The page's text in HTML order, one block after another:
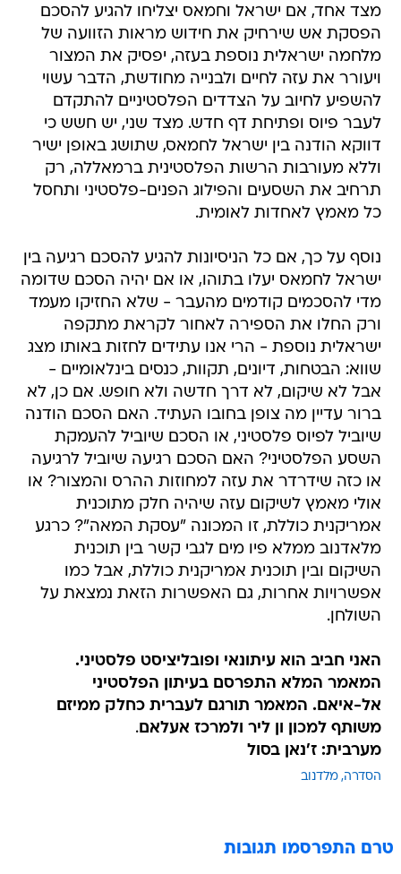
מצד אחד, אם ישראל וחמאס יצליחו להגיע להסכם
הפסקת אש שירחיק את חידוש מראות הזוועה של
מלחמה ישראלית נוספת בעזה, יפסיק את המצור
ויעורר את עזה לחיים ולבנייה מחודשת, הדבר עשוי
להשפיע לחיוב על הצדדים הפלסטיניים להתקדם
לעבר פיוס ופתיחת דף חדש. מצד שני, יש חשש כי
דווקא הודנה בין ישראל לחמאס, שתושג באופן ישיר
וללא מעורבות הרשות הפלסטינית ברמאללה, רק
תרחיב את השסעים והפילוג הפנים-פלסטיני ותחסל
כל מאמץ לאחדות לאומית.
נוסף על כך, אם כל הניסיונות להגיע להסכם רגיעה בין
ישראל לחמאס יעלו בתוהו, או אם יהיה הסכם שדומה
מדי להסכמים קודמים מהעבר - שלא החזיקו מעמד
ורק החלו את הספירה לאחור לקראת מתקפה
ישראלית נוספת - הרי אנו עתידים לחזות באותו מצג
שווא: הבטחות, דיונים, תקוות, כנסים בינלאומיים -
אבל לא שיקום, לא דרך חדשה ולא חופש. אם כן, לא
ברור עדיין מה צופן בחובו העתיד. האם הסכם הודנה
שיוביל לפיוס פלסטיני, או הסכם שיוביל להעמקת
השסע הפלסטיני? האם הסכם רגיעה שיוביל לרגיעה
או כזה שידרדר את עזה למחוזות ההרס והמצור? או
אולי מאמץ לשיקום עזה שיהיה חלק מתוכנית
אמריקנית כוללת, זו המכונה "עסקת המאה"? כרגע
מלאדנוב ממלא פיו מים לגבי קשר בין תוכנית
השיקום ובין תוכנית אמריקנית כוללת, אבל כמו
אפשרויות אחרות, גם האפשרות הזאת נמצאת על
השולחן.
האני חביב הוא עיתונאי ופובליציסט פלסטיני.
המאמר המלא התפרסם בעיתון הפלסטיני
אל-איאם. המאמר תורגם לעברית כחלק ממיזם
משותף למכון ון ליר ולמרכז אעלאם.
מערבית: ז'נאן בסול
הסדרה מלדנוב
טרם התפרסמו תגובות